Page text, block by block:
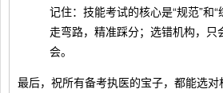
记住：技能考试的核心是“规范”和
走弯路，精准踩分；选错机构，只
会。
最后，祝所有备考执医的宝子，都能选